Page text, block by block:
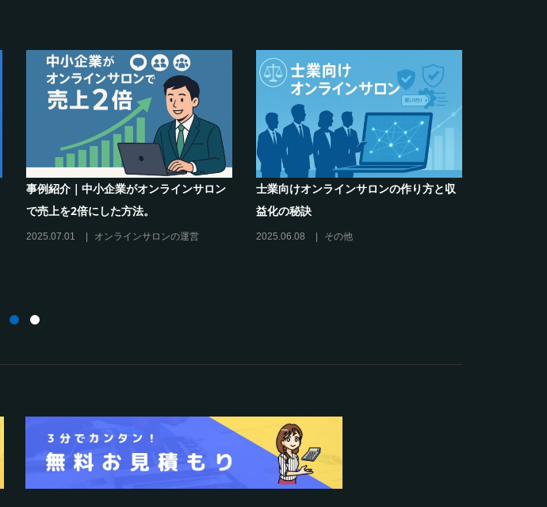
事例紹介｜中小企業がオンラインサロン
で売上を2倍にした方法。
2025.07.01 オンラインサロンの運営
士業向けオンラインサロンの作り方と収
益化の秘訣
2025.06.08 その他